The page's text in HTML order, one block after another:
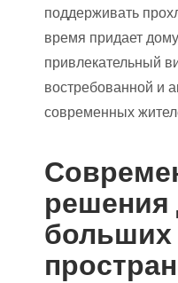
поддерживать
время придает
привлекательный
востребованной и
современных
решения